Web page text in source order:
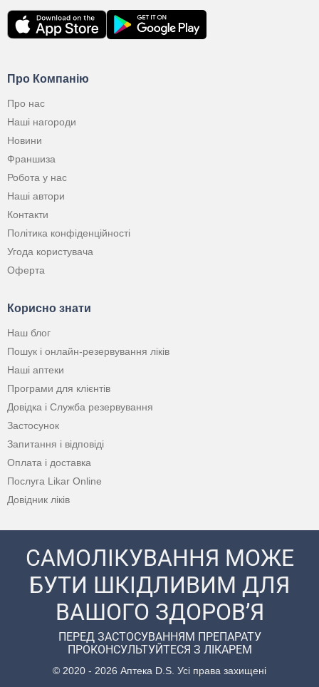
Про Компанію
Про нас
Наші нагороди
Новини
Франшиза
Робота у нас
Наші автори
Контакти
Політика конфіденційності
Угода користувача
Оферта
Корисно знати
Наш блог
Пошук і онлайн-резервування ліків
Наші аптеки
Програми для клієнтів
Довідка і Служба резервування
Застосунок
Запитання і відповіді
Оплата і доставка
Послуга Likar Online
Довідник ліків
САМОЛІКУВАННЯ МОЖЕ
БУТИ ШКІДЛИВИМ ДЛЯ
ВАШОГО ЗДОРОВ’Я
ПЕРЕД ЗАСТОСУВАННЯМ ПРЕПАРАТУ
ПРОКОНСУЛЬТУЙТЕСЯ З ЛІКАРЕМ
© 2020 - 2026 Аптека D.S. Усі права захищені